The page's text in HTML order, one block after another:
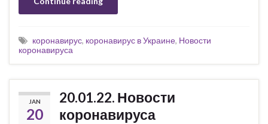
коронавирус, коронавирус в Украине, Новости
коронавируса
JAN
20
20.01.22. Новости
коронавируса